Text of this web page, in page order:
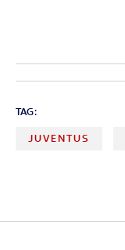
TAG:
JUVENTUS